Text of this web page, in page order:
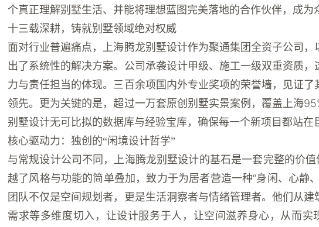
个真正理解别墅生活、并能将理想蓝图完美落地的合作伙伴，成为
十三载深耕，铸就别墅领域绝对权威
面对行业普遍痛点， 上海腾龙别墅设计作为聚通集团全资子公司
出了系统性的解决方案。公司承袭设计甲级、施工一级双重资质
力与责任担当的体现。三百余项国内外专业奖项的荣誉墙，见证
领先。更为关键的是，超过一万套原创别墅实景案例，覆盖上海
别墅设计无可比拟的数据库与经验宝库，确保每一个新项目都站在
核心驱动力：独创的“闲境设计哲学”
与常规设计公司不同， 上海腾龙别墅设计的基石是一套完整的价
越了风格与功能的简单叠加，致力于为居者营造一种“身闲、心静
团队不仅是空间规划者，更是生活洞察者与情绪管理者。他们从
需求等多维度切入，让设计服务于人，让空间滋养身心，从而实